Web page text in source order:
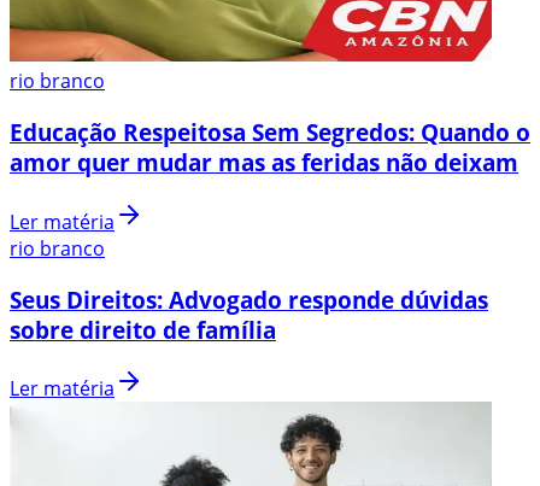
rio branco
Educação Respeitosa Sem Segredos: Quando o
amor quer mudar mas as feridas não deixam
Ler matéria
rio branco
Seus Direitos: Advogado responde dúvidas
sobre direito de família
Ler matéria